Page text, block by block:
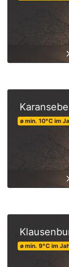
ø min. 10°C im
ø min. 9°C im